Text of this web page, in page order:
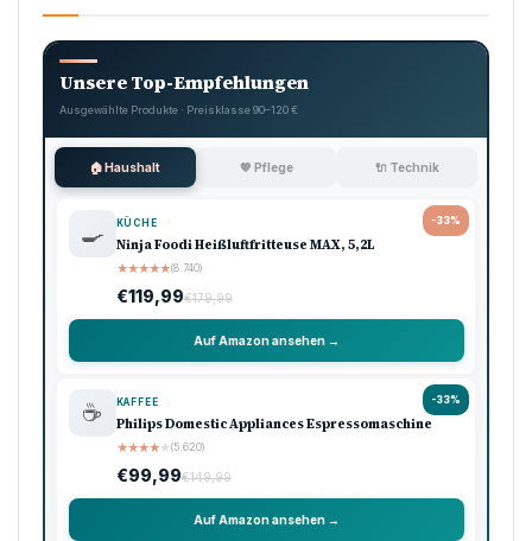
Unsere Top-Empfehlungen
Ausgewählte Produkte · Preisklasse 90–120 €
🏠 Haushalt 💖 Pflege 🔌 Technik
-33%
🍳 KÜCHE
Ninja Foodi Heißluftfritteuse MAX, 5,2L
★★★★★(8.740)
€119,99€179,99
Auf Amazon ansehen →
-33%
☕ KAFFEE
Philips Domestic Appliances Espressomaschine
★★★★★(5.620)
€99,99€149,99
Auf Amazon ansehen →